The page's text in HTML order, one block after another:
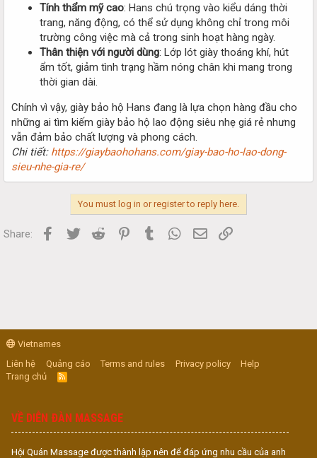
Tính thẩm mỹ cao: Hans chú trọng vào kiểu dáng thời
trang, năng động, có thể sử dụng không chỉ trong môi
trường công việc mà cả trong sinh hoạt hàng ngày.
Thân thiện với người dùng: Lớp lót giày thoáng khí, hút
ẩm tốt, giảm tình trạng hầm nóng chân khi mang trong
thời gian dài.
Chính vì vậy, giày bảo hộ Hans đang là lựa chọn hàng đầu cho
những ai tìm kiếm giày bảo hộ lao động siêu nhẹ giá rẻ nhưng
vẫn đảm bảo chất lượng và phong cách.
Chi tiết: https://giaybaohohans.com/giay-bao-ho-lao-dong-
sieu-nhe-gia-re/
You must log in or register to reply here.
Share: Facebook
Twitter Reddit PinterestTumblr WhatsApp
Email
Vietnames
Liên hệ
Quảng cáo Terms and rules Privacy policy
Help
Trang chủ
R
S
VỀ DIỄN ĐÀN MASSAGE
Hội Quán Massage được thành lập nên để đáp ứng nhu cầu của anh